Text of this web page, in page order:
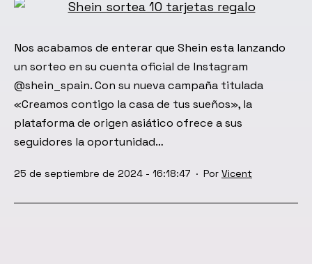
Nos acabamos de enterar que Shein esta lanzando
un sorteo en su cuenta oficial de Instagram
@shein_spain. Con su nueva campaña titulada
«Creamos contigo la casa de tus sueños», la
plataforma de origen asiático ofrece a sus
seguidores la oportunidad…
Publicada
25 de septiembre de 2024 - 16:18:47 Por Vicent